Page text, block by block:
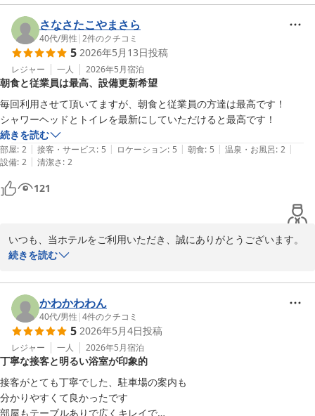
これからも、皆様に快適にお食事をお楽しみいただける空間づくり
に、努めてまいります。
今後とも、ホテルグリンパーク鈴鹿ならびに、お食事処鈴鹿みやび
をご愛顧賜りますようお願い申し上げます。
またのお越しを心よりお待ちいたしております。
ホテルグリーンパーク鈴鹿
2026-06-12
す。
朝食につきまして、和食をお選びいただき、ご満足いただけたとの
こと、大変嬉しく拝読いたしました。
お客様の一日の始まりを、心地よくお迎えできましたことは、スタ
ッフ一同、何よりの励みでございます。
また、立地につきましても、ご評価いただきありがとうございま
す。
鈴鹿市内へのアクセスの良さは、多くのお客様よりご好評をいただ
いております。
今後も、快適にお過ごしいただけるホテルを目指し、サービス向上
また鈴鹿へお越しの際は、ぜひ当ホテルをご利用くださいませ。
スタッフ一同、心よりお待ち申し上げております。
ホテルグリーンパーク鈴鹿
2026-06-05
さなさたこやまさら
40代/男性 |2件のクチコミ
5 2026年5月13日投稿
レジャー 一人 2026年5月宿泊
朝食と従業員は最高、設備更新希望
毎回利用させて頂いてますが、朝食と従業員の方達は最高です！
シャワーヘッドとトイレを最新にしていただけると最高です！
続きを読む
部屋: 2 | 接客・サービス: 5 | ロケーション: 5 | 朝食: 5 | 温泉・お風呂: 2 |
設備: 2 | 清潔さ: 2
121
いつも、当ホテルをご利用いただき、誠にありがとうございます。
ました。
一方で、シャワーヘッドやトイレ設備につきまして、貴重なご意見
をありがとうございます。
より快適にお過ごしいただけるホテルを目指し、今後の設備改善・
更新の参考として検討してまいります。
これからも、お客様のご期待に添えるよう、サービス向上に努めて
まいります。
続きを読む
かわかわわん
40代/男性 |4件のクチコミ
5 2026年5月4日投稿
レジャー 一人 2026年5月宿泊
丁寧な接客と明るい浴室が印象的
接客がとても丁寧でした、駐車場の案内も
分かりやすくて良かったです
部屋もテーブルありで広くキレイで